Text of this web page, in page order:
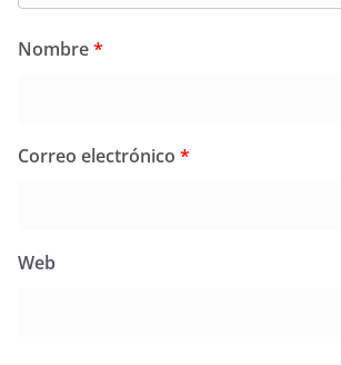
Nombre*
Correo electrónico *
Web